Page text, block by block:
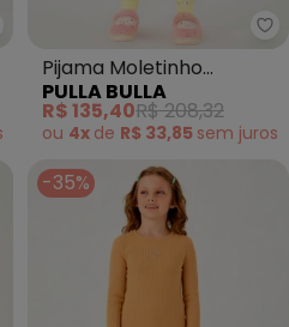
Bulla - Macacão
Pijama Moletinho
(Amarelo)
PULLA BULLA
R$ 135,40R$ 208,32
ou 4x de R$ 33,85 sem juros
-35%